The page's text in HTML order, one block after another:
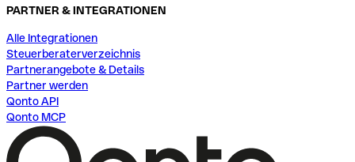
PARTNER & INTEGRATIONEN
Alle Integrationen
Steuerberaterverzeichnis
Partnerangebote & Details
Partner werden
Qonto API
Qonto MCP